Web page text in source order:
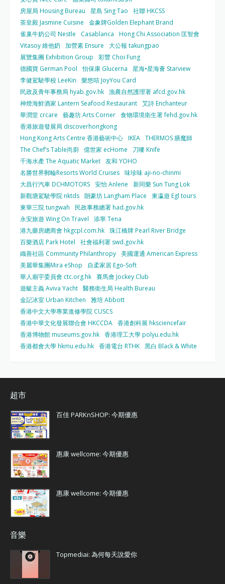
房屋局 Housing Bureau
星島 Sing Tao
社聯 HKCSS
茶皇殿 Jasmine Cuisine
金象牌Golden Elephant Brand
雀巢牛奶公司 Nestle
Casablanca
Hong Chi Association 匡智會
Vitasoy 維他奶
加營素 Ensure
大公報 takungpao
展覽集團 Exhibition Group
彩豐 Choi Fung
德國寶 German Pool
怡保康 Glucerna
星海•星海薈 Starview
李健駕駛學校 LeeKin
樂悠咭 JoyYou Card
民政及青年事務局 hyab.gov.hk 漁農自然護理署 afcd.gov.hk
神燈海鮮酒家 Lantern Seafood Restaurant 艾詩 Enchanteur
華潤堂 crcare
藝趣坊 Arts Corner 食物環境衛生署 fehd.gov.hk
香港旅遊發展局 discoverhongkong
Hong Kong Arts Centre 香港藝術中心 IKEA THERMOS 膳魔師
The Chef’s Table尚廚 億世家 ecHome
刀嘜 Knife
千海水產 The Aquatic Market 友和 YOHO
名勝世界郵輪Resorts World Cruises 味珍味 aji-no-chinmi
大昌行汽車 DCHMOTORS 安怡 Anlene
新同樂 Sun Tung Lok
新觀塘駕駛學院 nktds 朗豪坊 Langham Place
東瀛遊 Egl tours
東華三院 tungwah
民政事務總署 had.gov.hk
永安旅遊 Wing On Travel
添寧 Tena
港九藥房總商會 hkgcpl.com.hk 珠江橋牌 Pearl River Bridge
百樂酒店 Park Hotel
社會福利署 swd.gov.hk
織善社區 Community Philanthropy 美國運通 American Express
美麗華集團Mira eShop
自柔家居 Ego-Soft
華人廟宇委員會 ctc.org.hk 賽馬會 Jockey Club
遊艇主義 Aviva Yacht 醫務衛生局 Health Bureau
金記冰室 Urban Kitchen
雅培 Abbott
香港中文大學專業進修學院 CUSCS
香港中華文化發展聯合會 HKCCDA 香港創科展 hksciencefair
香港博物館 museums.gov.hk 香港理工大學 polyu.edu.hk
香港都會大學 hkmu.edu.hk 香港電台 RTHK 黑白 Black & White
超市
百佳 PARKnSHOP: 今期優惠
惠康 wellcome: 今期優惠
惠康 wellcome: 今期優惠
音樂
Topmediai: 為何每天說愛你